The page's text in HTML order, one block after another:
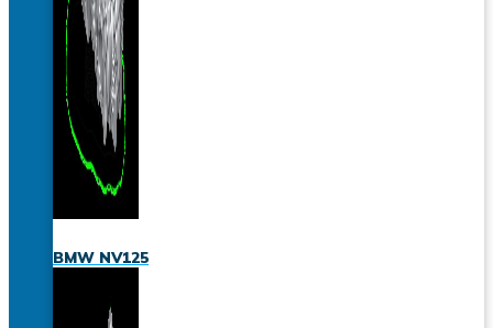
BMW NV125